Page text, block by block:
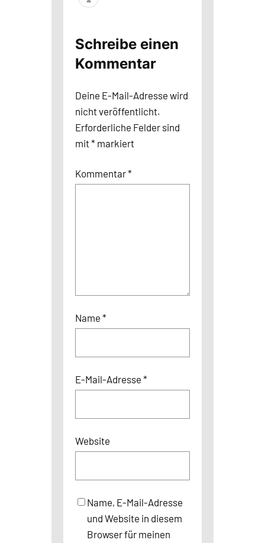
Schreibe einen
Kommentar
Deine E-Mail-Adresse wird
nicht veröffentlicht.
Erforderliche Felder sind
mit* markiert
Kommentar*
Name *
E-Mail-Adresse *
Website
Name, E-Mail-Adresse
und Website in diesem
Browser für meinen